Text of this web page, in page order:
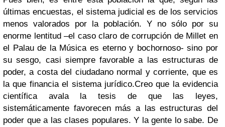
últimas encuestas, el sistema judicial es de los servicios
menos valorados por la población. Y no sólo por su
enorme lentitud –el caso claro de corrupción de Millet en
el Palau de la Música es eterno y bochornoso- sino por
su sesgo, casi siempre favorable a las estructuras de
poder, a costa del ciudadano normal y corriente, que es
la que financia el sistema jurídico.Creo que la evidencia
científica avala la tesis de que las leyes,
sistemáticamente favorecen más a las estructuras del
poder que a las clases populares. Y la gente lo sabe. De